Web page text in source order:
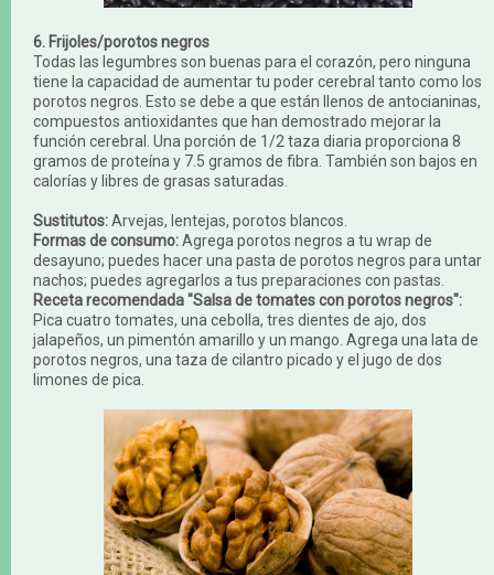
6. Frijoles/porotos negros
Todas las legumbres son buenas para el corazón, pero ninguna
tiene la capacidad de aumentar tu poder cerebral tanto como los
porotos negros. Esto se debe a que están llenos de antocianinas,
compuestos antioxidantes que han demostrado mejorar la
función cerebral. Una porción de 1/2 taza diaria proporciona 8
gramos de proteína y 7.5 gramos de fibra. También son bajos en
calorías y libres de grasas saturadas.
Sustitutos:Arvejas, lentejas, porotos blancos.
Formas de consumo:Agrega porotos negros a tu wrap de
desayuno; puedes hacer una pasta de porotos negros para untar
nachos; puedes agregarlos a tus preparaciones con pastas.
Receta recomendada "Salsa de tomates con porotos negros":
Pica cuatro tomates, una cebolla, tres dientes de ajo, dos
jalapeños, un pimentón amarillo y un mango. Agrega una lata de
porotos negros, una taza de cilantro picado y el jugo de dos
limones de pica.